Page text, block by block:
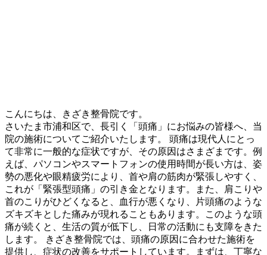
こんにちは、きざき整骨院です。
さいたま市浦和区で、長引く「頭痛」にお悩みの皆様へ、当
院の施術についてご紹介いたします。 頭痛は現代人にとっ
て非常に一般的な症状ですが、その原因はさまざまです。例
えば、パソコンやスマートフォンの使用時間が長い方は、姿
勢の悪化や眼精疲労により、首や肩の筋肉が緊張しやすく、
これが「緊張型頭痛」の引き金となります。また、肩こりや
首のこりがひどくなると、血行が悪くなり、片頭痛のような
ズキズキとした痛みが現れることもあります。このような頭
痛が続くと、生活の質が低下し、日常の活動にも支障をきた
します。 きざき整骨院では、頭痛の原因に合わせた施術を
提供し、症状の改善をサポートしています。まずは、丁寧な